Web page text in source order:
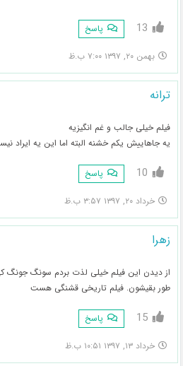
13 پاسخ
بهمن ۲۰, ۱۳۹۷ ۷:۰۰ ب.ظ
ترانه
فیلم خیلی جالب و غم انگیزیه
یه جاهاییش یکم خشنه البته اما این یه ایراد
10 پاسخ
خرداد ۲۰, ۱۳۹۷ ۳:۵۷ ب.ظ
زهرا
از دیدن این فیلم خیلی لذت بردم سونگ جونگ
طور بقیشون. فیلم تاریخی قشنگی هست
15 پاسخ
خرداد ۱۳, ۱۳۹۷ ۱۰:۵۱ ب.ظ